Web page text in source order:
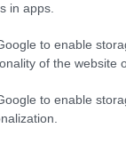
in apps.
to enable
of the website
to enable